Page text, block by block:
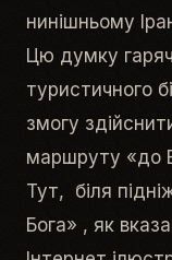
нинішньому
Цю думку
туристичного
змогу
маршруту «до
Тут, біля
Бога» , як